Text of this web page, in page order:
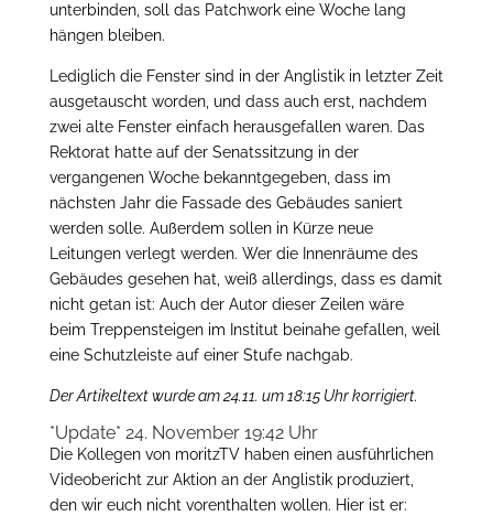
unterbinden, soll das Patchwork eine Woche lang
hängen bleiben.
Lediglich die Fenster sind in der Anglistik in letzter Zeit
ausgetauscht worden, und dass auch erst, nachdem
zwei alte Fenster einfach herausgefallen waren. Das
Rektorat hatte auf der Senatssitzung in der
vergangenen Woche bekanntgegeben, dass im
nächsten Jahr die Fassade des Gebäudes saniert
werden solle. Außerdem sollen in Kürze neue
Leitungen verlegt werden. Wer die Innenräume des
Gebäudes gesehen hat, weiß allerdings, dass es damit
nicht getan ist: Auch der Autor dieser Zeilen wäre
beim Treppensteigen im Institut beinahe gefallen, weil
eine Schutzleiste auf einer Stufe nachgab.
Der Artikeltext wurde am 24.11. um 18:15 Uhr korrigiert.
*Update* 24. November 19:42 Uhr
Die Kollegen von moritzTV haben einen ausführlichen
Videobericht zur Aktion an der Anglistik produziert,
den wir euch nicht vorenthalten wollen. Hier ist er: